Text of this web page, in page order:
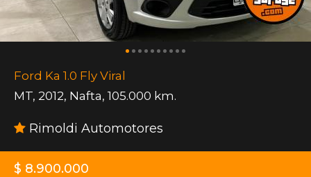
Ford Ka 1.0 Fly Viral
MT, 2012, Nafta, 105.000 km.
Rimoldi Automotores
$ 8.900.000